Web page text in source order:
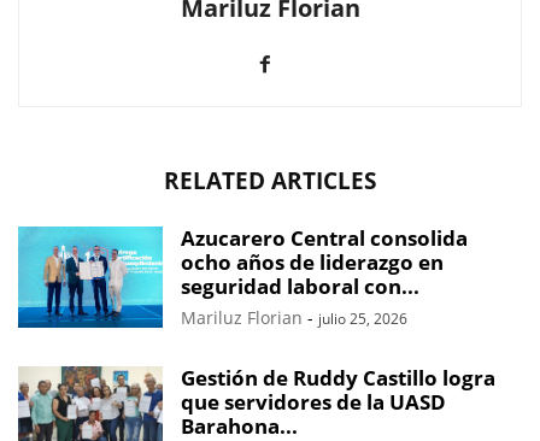
Mariluz Florian
RELATED ARTICLES
Azucarero Central consolida
ocho años de liderazgo en
seguridad laboral con...
Mariluz Florian - julio 25, 2026
Gestión de Ruddy Castillo logra
que servidores de la UASD
Barahona...